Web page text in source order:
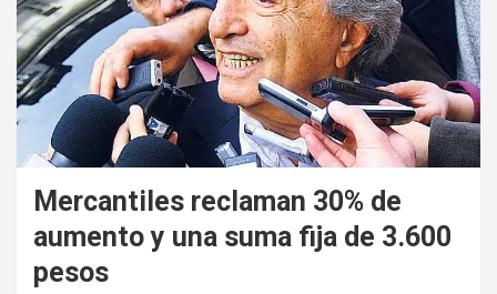
Mercantiles reclaman 30% de
aumento y una suma fija de 3.600
pesos